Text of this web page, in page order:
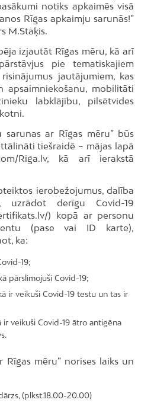
notiks apkaimēs visā
Rīgas apkaimju sarunās!”
M.Staķis.
izjautāt Rīgas mēru, kā arī
pie tematiskajiem
jautājumiem, kas
mobilitāti
labklājību, pilsētvides
sarunas ar Rīgas mēru” būs
tiešraidē – mājas lapā
Riga.lv, kā arī ierakstā
ierobežojumus, dalība
uzrādot derīgu Covid-19
) kopā ar personu
(pase vai ID karte),
ka:
19;
pārslimojuši Covid-19;
ir veikuši Covid-19 testu un tas ir
veikuši Covid-19 ātro antigēna
Rīgas mēru” norises laiks un
(plkst.18.00-20.00)